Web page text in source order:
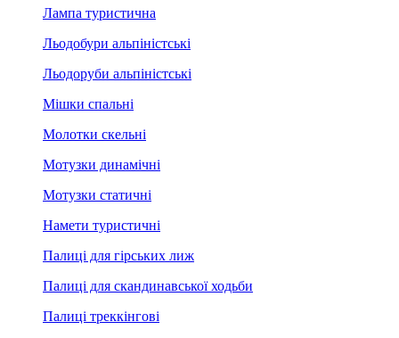
Лампа туристична
Льодобури альпіністські
Льодоруби альпіністські
Мішки спальні
Молотки скельні
Мотузки динамічні
Мотузки статичні
Намети туристичні
Палиці для гірських лиж
Палиці для скандинавської ходьби
Палиці треккінгові